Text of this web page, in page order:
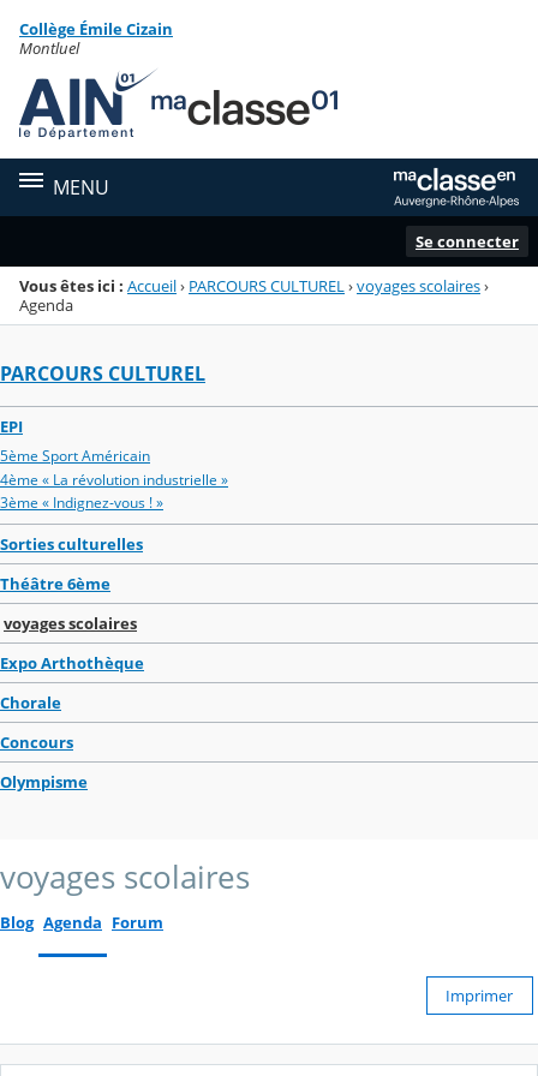
Menu de la rubrique
Contenu
Collège Émile Cizain
Montluel
MENU
Se connecter
Vous êtes ici : Accueil› PARCOURS CULTUREL ›voyages scolaires›
Agenda
PARCOURS CULTUREL
EPI
5ème Sport Américain
4ème « La révolution industrielle »
3ème « Indignez-vous ! »
Sorties culturelles
Théâtre 6ème
voyages scolaires
Expo Arthothèque
Chorale
Concours
Olympisme
voyages scolaires
Blog Agenda Forum
Imprimer